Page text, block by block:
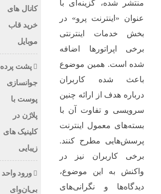
منتشر شده، گزینه‌ای با
عنوان «اینترنت پرو» در
بخش خدمات اینترنتی
برخی اپراتورها اضافه
شده است. همین موضوع
باعث شده کاربران
درباره هدف از ارائه چنین
سرویسی و تفاوت آن با
بسته‌های معمول اینترنت
پرسش‌هایی مطرح کنند.
برخی کاربران نیز در
واکنش به این موضوع،
دیدگاه‌ها و نگرانی‌های
کانال های
خرید قاب
موبایل
پشت پرده
جوانسازی
پوست با
پلاژن در
کلینیک های
زیبایی
ورود واحد
بی‌ان‌وای